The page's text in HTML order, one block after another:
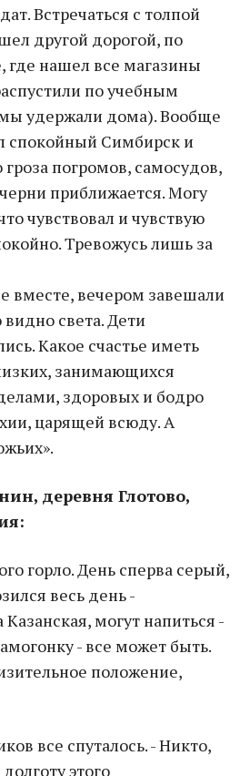
Встречаться с толпой
другой дорогой, по
где нашел все магазины
по учебным
удержали дома). Вообще
спокойный Симбирск и
погромов, самосудов,
приближается. Могу
чувствовал и чувствую
Тревожусь лишь за
вместе, вечером завешали
света. Дети
Какое счастье иметь
занимающихся
здоровых и бодро
царящей всюду. А
деревня Глотово,
горло. День сперва серый,
весь день -
могут напиться -
- все может быть.
положение,
все спуталось. - Никто,
этого